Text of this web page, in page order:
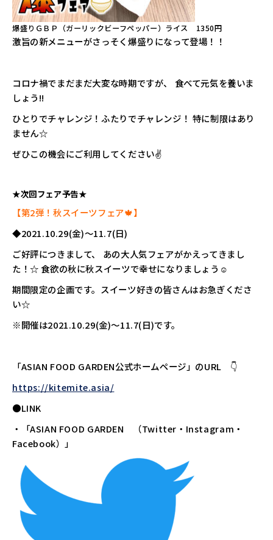
爆盛りＧＢＰ（ガーリックビーフペッパー）ライス 1350円
激旨の新メニューがさっそく爆盛りになって登場！！
コロナ禍でまだまだ大変な時期ですが、 食べて元気を養いま
しょう!!
ひとりでチャレンジ！ふたりでチャレンジ！ 特に制限はあり
ません☆
ぜひこの機会にご利用してください✌
★次回フェア予告★
【第2弾！秋スイーツフェア🍁】
◆2021.10.29(金)～11.7(日)
ご好評につきまして、 あの大人気フェアがかえってきまし
た！☆ 食欲の秋に秋スイーツで幸せになりましょう☺
期間限定の企画です。スイーツ好きの皆さんはお急ぎくださ
い☆
※開催は2021.10.29(金)～11.7(日)です。
「ASIAN FOOD GARDEN公式ホームページ」のURL 👇
https://kitemite.asia/
●LINK
・「ASIAN FOOD GARDEN （Twitter・Instagram・
Facebook）」